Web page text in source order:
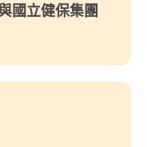
國立健保集團